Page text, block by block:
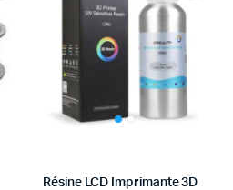
Résine LCD Imprimante 3D